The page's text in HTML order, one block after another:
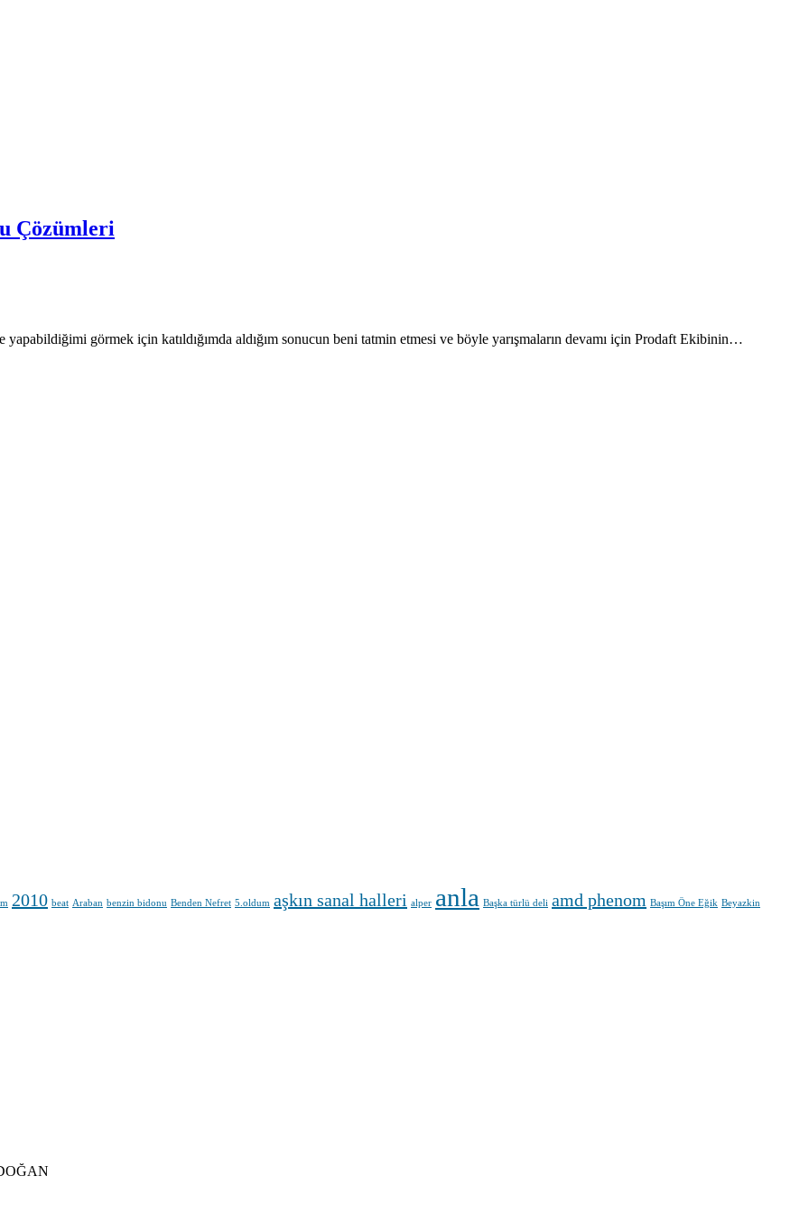
Çözümleri
yapabildiğimi görmek için katıldığımda aldığım sonucun beni tatmin etmesi ve böyle yarışmaların devamı için Prodaft Ekibinin…
2010 beat Araban benzin bidonu Benden Nefret 5.oldum aşkın sanal halleri alper anla Başka türlü deli amd phenom Başım Öne Eğik Beyazkin